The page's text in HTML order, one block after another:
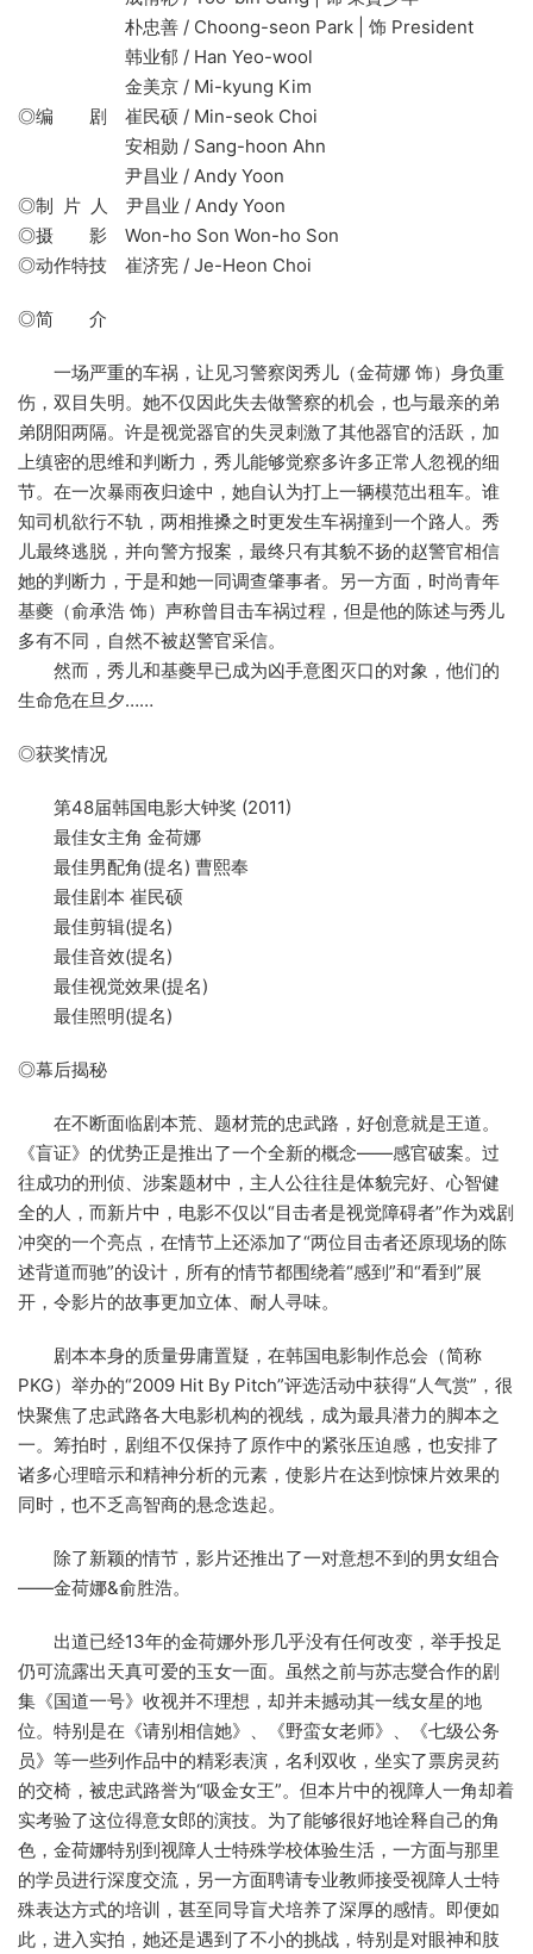
朴忠善 / Choong-seon Park | 饰 President
韩业郁 / Han Yeo-wool
金美京 / Mi-kyung Kim
◎编 剧 崔民硕 / Min-seok Choi
安相勋 / Sang-hoon Ahn
尹昌业 / Andy Yoon
◎制 片 人 尹昌业 / Andy Yoon
◎摄 影 Won-ho Son Won-ho Son
◎动作特技 崔济宪 / Je-Heon Choi
◎简 介
一场严重的车祸，让见习警察闵秀儿（金荷娜 饰）身负重
伤，双目失明。她不仅因此失去做警察的机会，也与最亲的弟
弟阴阳两隔。许是视觉器官的失灵刺激了其他器官的活跃，加
上缜密的思维和判断力，秀儿能够觉察多许多正常人忽视的细
节。在一次暴雨夜归途中，她自认为打上一辆模范出租车。谁
知司机欲行不轨，两相推搡之时更发生车祸撞到一个路人。秀
儿最终逃脱，并向警方报案，最终只有其貌不扬的赵警官相信
她的判断力，于是和她一同调查肇事者。另一方面，时尚青年
基夔（俞承浩 饰）声称曾目击车祸过程，但是他的陈述与秀儿
多有不同，自然不被赵警官采信。
然而，秀儿和基夔早已成为凶手意图灭口的对象，他们的
生命危在旦夕……
◎获奖情况
第48届韩国电影大钟奖 (2011)
最佳女主角 金荷娜
最佳男配角(提名) 曹熙奉
最佳剧本 崔民硕
最佳剪辑(提名)
最佳音效(提名)
最佳视觉效果(提名)
最佳照明(提名)
◎幕后揭秘
在不断面临剧本荒、题材荒的忠武路，好创意就是王道。
《盲证》的优势正是推出了一个全新的概念——感官破案。过
往成功的刑侦、涉案题材中，主人公往往是体貌完好、心智健
全的人，而新片中，电影不仅以“目击者是视觉障碍者”作为戏剧
冲突的一个亮点，在情节上还添加了“两位目击者还原现场的陈
述背道而驰”的设计，所有的情节都围绕着“感到”和“看到”展
开，令影片的故事更加立体、耐人寻味。
剧本本身的质量毋庸置疑，在韩国电影制作总会（简称
PKG）举办的“2009 Hit By Pitch”评选活动中获得“人气赏”，很
快聚焦了忠武路各大电影机构的视线，成为最具潜力的脚本之
一。筹拍时，剧组不仅保持了原作中的紧张压迫感，也安排了
诸多心理暗示和精神分析的元素，使影片在达到惊悚片效果的
同时，也不乏高智商的悬念迭起。
除了新颖的情节，影片还推出了一对意想不到的男女组合
——金荷娜&俞胜浩。
出道已经13年的金荷娜外形几乎没有任何改变，举手投足
仍可流露出天真可爱的玉女一面。虽然之前与苏志燮合作的剧
集《国道一号》收视并不理想，却并未撼动其一线女星的地
位。特别是在《请别相信她》、《野蛮女老师》、《七级公务
员》等一些列作品中的精彩表演，名利双收，坐实了票房灵药
的交椅，被忠武路誉为“吸金女王”。但本片中的视障人一角却着
实考验了这位得意女郎的演技。为了能够很好地诠释自己的角
色，金荷娜特别到视障人士特殊学校体验生活，一方面与那里
的学员进行深度交流，另一方面聘请专业教师接受视障人士特
殊表达方式的培训，甚至同导盲犬培养了深厚的感情。即便如
此，进入实拍，她还是遇到了不小的挑战，特别是对眼神和肢